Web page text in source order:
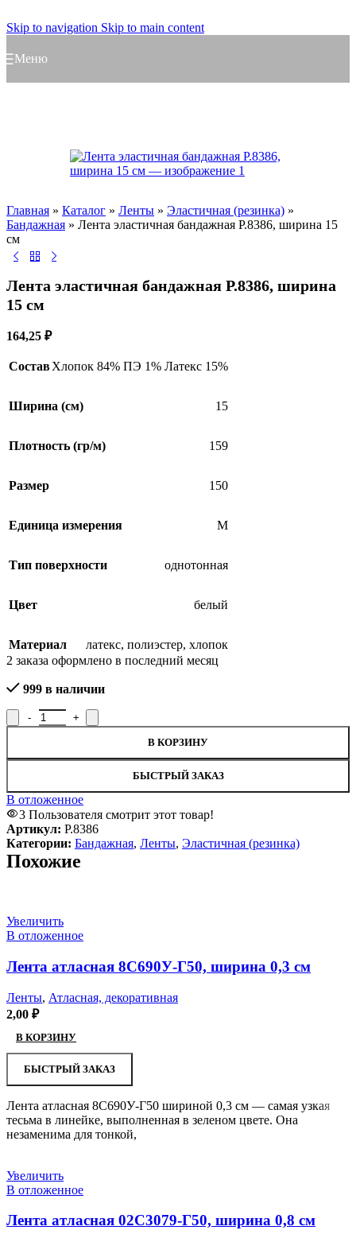
Skip to navigation Skip to main content
Меню
Главная » Каталог » Ленты » Эластичная (резинка) »
Бандажная » Лента эластичная бандажная Р.8386, ширина 15
см
Лента эластичная бандажная Р.8386, ширина
15 см
164,25 ₽
СоставХлопок 84% ПЭ 1% Латекс 15%
Ширина (см) 15
Плотность (гр/м) 159
Размер 150
Единица измерения М
Тип поверхности однотонная
Цвет белый
Материал латекс, полиэстер, хлопок
2 заказа оформлено в последний месяц
999 в наличии
В КОРЗИНУ
БЫСТРЫЙ ЗАКАЗ
В отложенное
3 Пользователя смотрит этот товар!
Артикул: Р.8386
Категории: Бандажная, Ленты, Эластичная (резинка)
Похожие
Увеличить
В отложенное
Лента атласная 8С690У-Г50, ширина 0,3 см
Ленты, Атласная, декоративная
2,00 ₽
В КОРЗИНУ
БЫСТРЫЙ ЗАКАЗ
Лента атласная 8С690У-Г50 шириной 0,3 см — самая узкая
тесьма в линейке, выполненная в зеленом цвете. Она
незаменима для тонкой,
Увеличить
В отложенное
Лента атласная 02С3079-Г50, ширина 0,8 см